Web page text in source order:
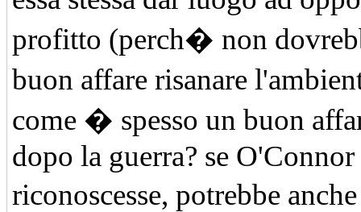
profitto (perch� non
buon affare risanare
come � spesso un buon
dopo la guerra? se
riconoscesse, potrebbe